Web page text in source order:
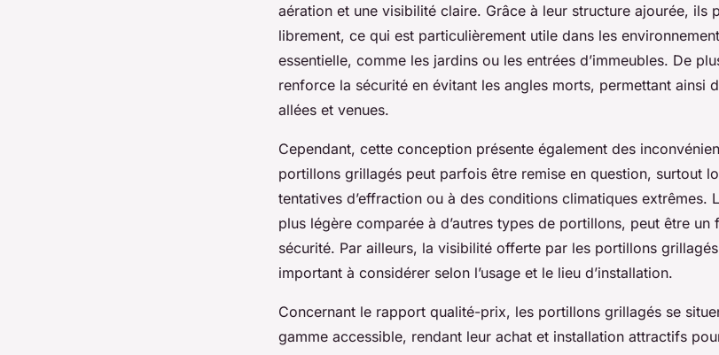
aération et une visibilité claire. Grâce à leur structure ajourée, ils
librement, ce qui est particulièrement utile dans les
essentielle, comme les jardins ou les entrées d’immeubles. De
renforce la sécurité en évitant les angles morts, permettant ainsi
allées et venues.
Cependant, cette conception présente également des
portillons grillagés peut parfois être remise en question, surtout
tentatives d’effraction ou à des conditions climatiques extrêmes.
plus légère comparée à d’autres types de portillons, peut être
sécurité. Par ailleurs, la visibilité offerte par les portillons
important à considérer selon l’usage et le lieu d’installation.
Concernant le rapport qualité-prix, les portillons grillagés se
gamme accessible, rendant leur achat et installation attractifs